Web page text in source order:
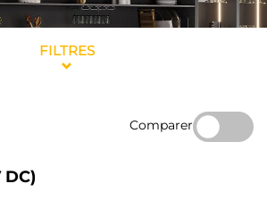
FILTRES
Comparer
DC)